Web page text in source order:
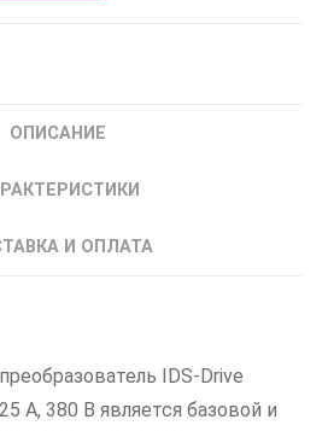
ОПИСАНИЕ
И ОПЛАТА
IDS-Drive
А, 380 В является базовой и